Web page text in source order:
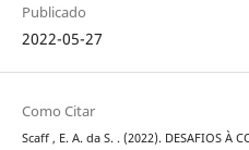
Publicado
2022-05-27
Como Citar
Scaff , E. A. da S. . (2022). DESAFIOS À